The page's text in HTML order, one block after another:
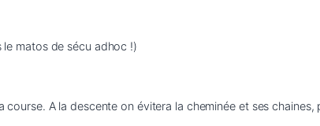
matos de sécu adhoc !)
A la descente on évitera la cheminée et ses